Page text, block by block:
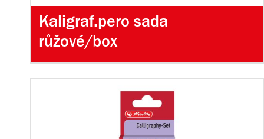
Kaligraf.pero sada
růžové/box